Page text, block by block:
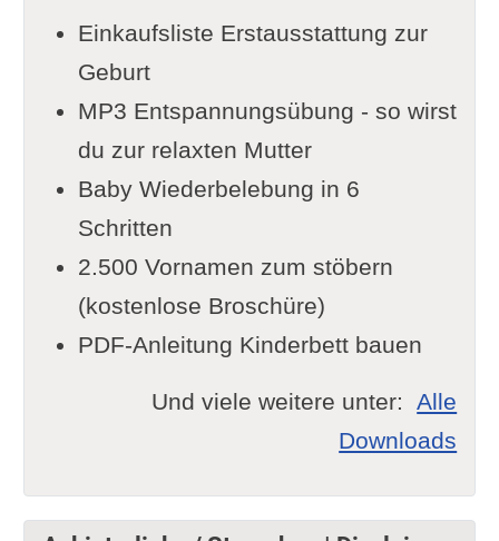
Einkaufsliste Erstausstattung zur
Geburt
MP3 Entspannungsübung - so wirst
du zur relaxten Mutter
Baby Wiederbelebung in 6
Schritten
2.500 Vornamen zum stöbern
(kostenlose Broschüre)
PDF-Anleitung Kinderbett bauen
Und viele weitere unter:Alle
Downloads